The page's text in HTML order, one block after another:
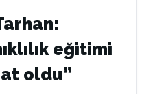
eğitimi
oldu”